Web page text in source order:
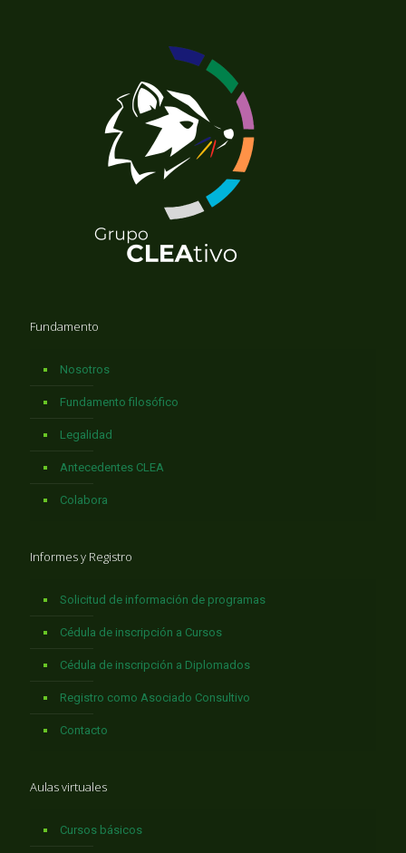
Fundamento
Nosotros
Fundamento filosófico
Legalidad
Antecedentes CLEA
Colabora
Informes y Registro
Solicitud de información de programas
Cédula de inscripción a Cursos
Cédula de inscripción a Diplomados
Registro como Asociado Consultivo
Contacto
Aulas virtuales
Cursos básicos